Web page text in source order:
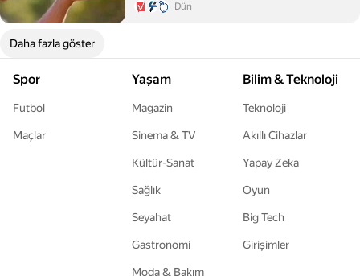
Dün
Daha fazla göster
Spor
Futbol
Maçlar
Yaşam
Magazin
Sinema & TV
Kültür-Sanat
Sağlık
Seyahat
Gastronomi
Moda & Bakım
Bilim & Teknoloji
Teknoloji
Akıllı Cihazlar
Yapay Zeka
Oyun
Big Tech
Girişimler